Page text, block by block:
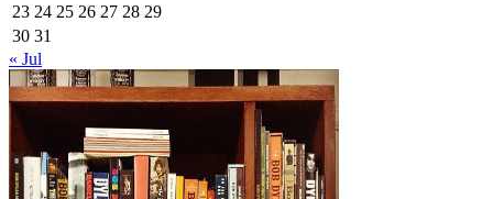
23 24 25 26 27 28 29
30 31
« Jul